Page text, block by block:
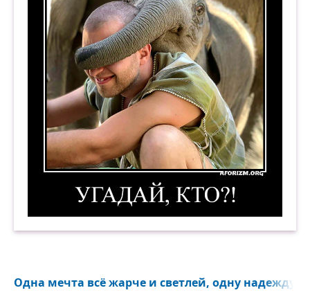
Угадай, кто?! Демотиватор
Одна мечта всё жарче и светлей, одну надежду